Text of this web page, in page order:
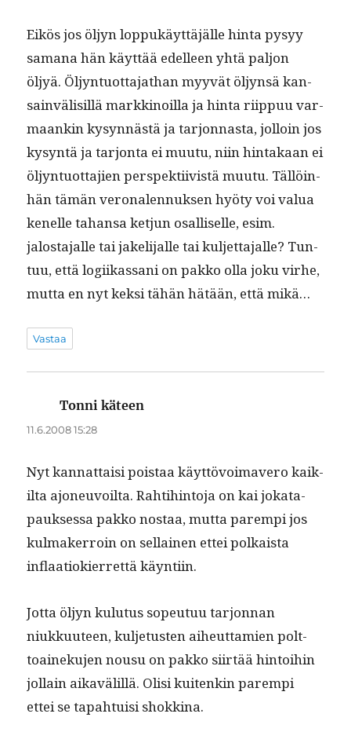
Eikös jos öljyn lop­pukäyt­täjälle hin­ta pysyy
samana hän käyt­tää edelleen yhtä paljon
öljyä. Öljyn­tuot­ta­jathan myyvät öljyn­sä kan­
sain­välisil­lä markki­noil­la ja hin­ta riip­puu var­
maankin kysyn­nästä ja tar­jon­nas­ta, jol­loin jos
kysyn­tä ja tar­jon­ta ei muu­tu, niin hin­takaan ei
öljyn­tuot­ta­jien per­spek­ti­ivistä muu­tu. Täl­löin­
hän tämän veronalen­nuk­sen hyö­ty voi val­ua
kenelle tahansa ketjun osal­liselle, esim.
jalosta­jalle tai jake­li­jalle tai kul­jet­ta­jalle? Tun­
tuu, että logi­ikas­sani on pakko olla joku virhe,
mut­ta en nyt kek­si tähän hätään, että mikä…
Vastaa
Tonni käteen
11.6.2008 15:28
Nyt kan­nat­taisi pois­taa käyt­tövoimavero kaik­
il­ta ajoneu­voil­ta. Rahti­hin­to­ja on kai jokat­a­
pauk­ses­sa pakko nos­taa, mut­ta parem­pi jos
kul­mak­er­roin on sel­l­ainen ettei polka­ista
inflaa­tiok­ier­ret­tä käyntiin.
Jot­ta öljyn kulu­tus sopeu­tuu tar­jon­nan
niukku­u­teen, kul­je­tusten aiheut­tamien polt­
toaineku­jen nousu on pakko siirtää hin­toi­hin
jol­lain aikavälil­lä. Olisi kuitenkin parem­pi
ettei se tapah­tu­isi shokkina.